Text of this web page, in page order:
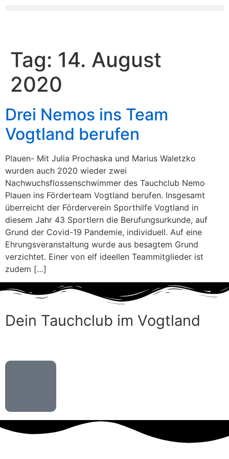
Tag: 14. August
2020
Drei Nemos ins Team
Vogtland berufen
Plauen- Mit Julia Prochaska und Marius Waletzko
wurden auch 2020 wieder zwei
Nachwuchsflossenschwimmer des Tauchclub Nemo
Plauen ins Förderteam Vogtland berufen. Insgesamt
überreicht der Förderverein Sporthilfe Vogtland in
diesem Jahr 43 Sportlern die Berufungsurkunde, auf
Grund der Covid-19 Pandemie, individuell. Auf eine
Ehrungsveranstaltung wurde aus besagtem Grund
verzichtet. Einer von elf ideellen Teammitglieder ist
zudem […]
Dein Tauchclub im Vogtland